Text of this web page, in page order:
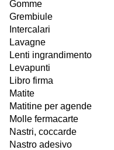
Gomme
Grembiule
Intercalari
Lavagne
Lenti ingrandimento
Levapunti
Libro firma
Matite
Matitine per agende
Molle fermacarte
Nastri, coccarde
Nastro adesivo